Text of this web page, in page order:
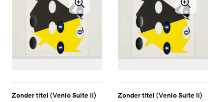
Zonder titel (Venlo Suite II)
Zonder titel (Venlo Suite II)